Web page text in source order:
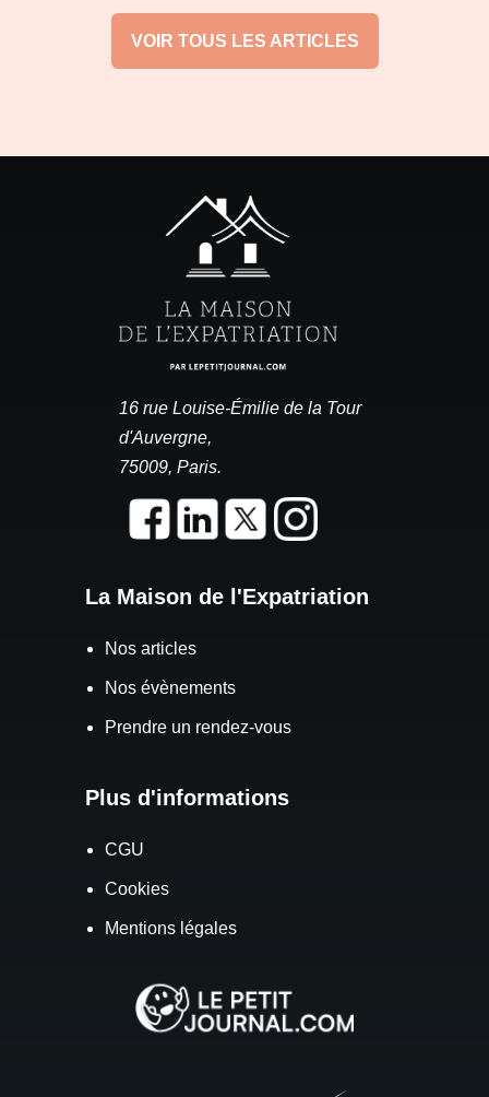
VOIR TOUS LES ARTICLES
16 rue Louise-Émilie de la Tour
d'Auvergne,
75009, Paris.
La Maison de l'Expatriation
Nos articles
Nos évènements
Prendre un rendez-vous
Plus d'informations
CGU
Cookies
Mentions légales